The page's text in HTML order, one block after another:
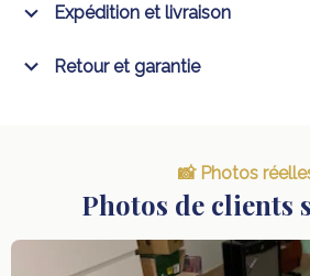
Expédition et livraison
Retour et garantie
📸 Photos
Photos de clients